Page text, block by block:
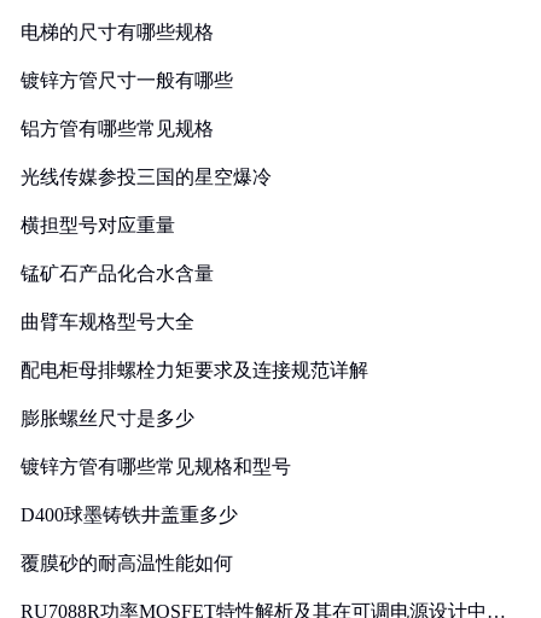
电梯的尺寸有哪些规格
镀锌方管尺寸一般有哪些
铝方管有哪些常见规格
光线传媒参投三国的星空爆冷
横担型号对应重量
锰矿石产品化合水含量
曲臂车规格型号大全
配电柜母排螺栓力矩要求及连接规范详解
膨胀螺丝尺寸是多少
镀锌方管有哪些常见规格和型号
D400球墨铸铁井盖重多少
覆膜砂的耐高温性能如何
RU7088R功率MOSFET特性解析及其在可调电源设计中的